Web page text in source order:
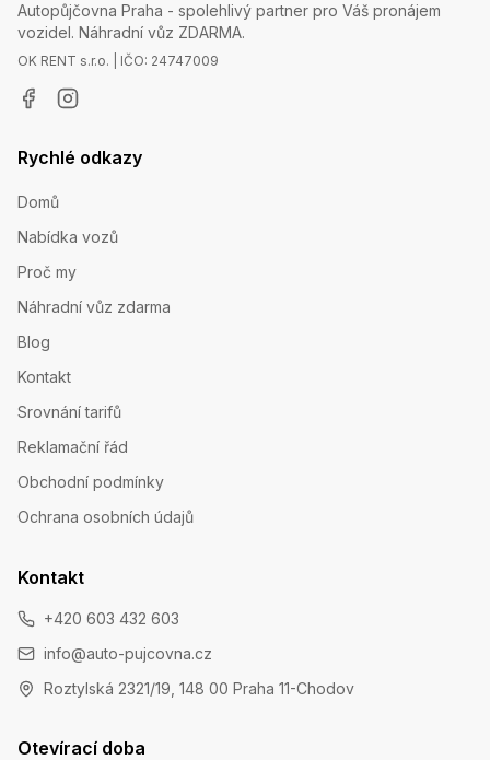
Autopůjčovna Praha - spolehlivý partner pro Váš pronájem
vozidel. Náhradní vůz ZDARMA.
OK RENT s.r.o. | IČO: 24747009
Rychlé odkazy
Domů
Nabídka vozů
Proč my
Náhradní vůz zdarma
Blog
Kontakt
Srovnání tarifů
Reklamační řád
Obchodní podmínky
Ochrana osobních údajů
Kontakt
+420 603 432 603
info@auto-pujcovna.cz
Roztylská 2321/19, 148 00 Praha 11-Chodov
Otevírací doba